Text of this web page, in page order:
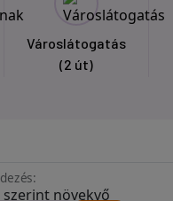
Városlátogatás
(2 út)